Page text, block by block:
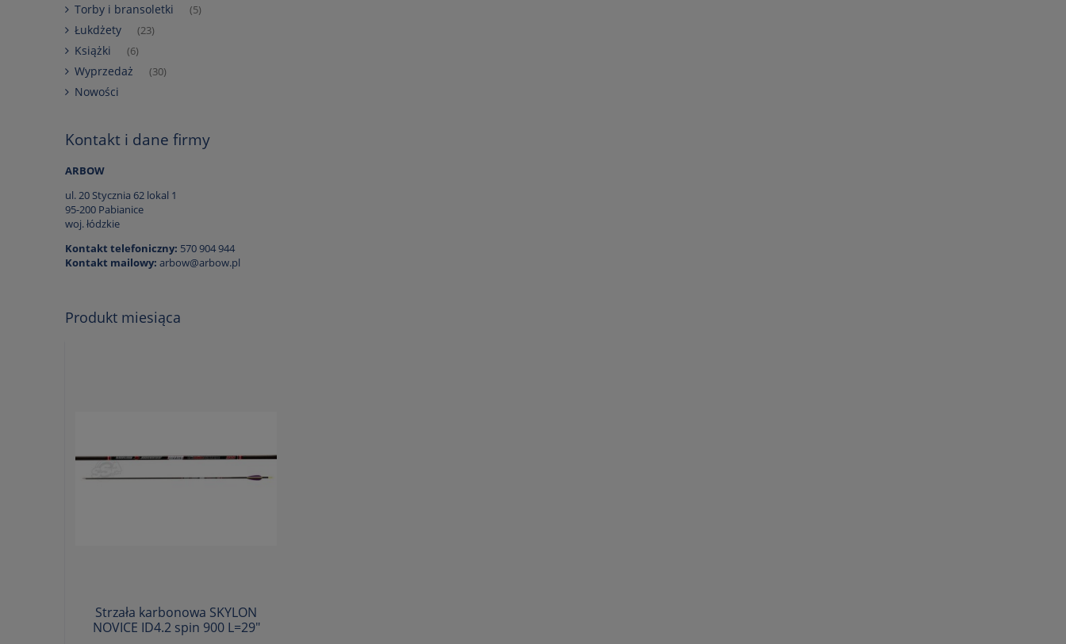
Torby i bransoletki (5)
Łukdżety (23)
Książki (6)
Wyprzedaż (30)
Nowości
Kontakt i dane firmy
ARBOW
ul. 20 Stycznia 62 lokal 1
95-200 Pabianice
woj. łódzkie
Kontakt telefoniczny: 570 904 944
Kontakt mailowy: arbow@arbow.pl
Produkt miesiąca
Strzała karbonowa SKYLON
NOVICE ID4.2 spin 900 L=29"